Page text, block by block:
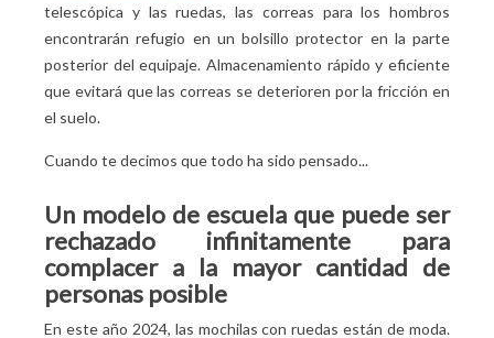
telescópica y las ruedas, las correas para los hombros
encontrarán refugio en un bolsillo protector en la parte
posterior del equipaje. Almacenamiento rápido y eficiente
que evitará que las correas se deterioren por la fricción en
el suelo.
Cuando te decimos que todo ha sido pensado...
Un modelo de escuela que puede ser
rechazado infinitamente para
complacer a la mayor cantidad de
personas posible
En este año 2024, las mochilas con ruedas están de moda.